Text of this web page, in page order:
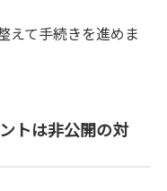
えて手続きを進めま
トは非公開の対